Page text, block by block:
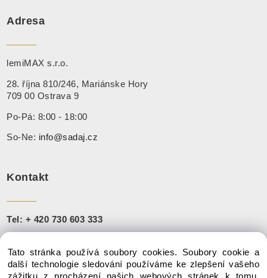
Adresa
lemiMAX s.r.o.
28. října 810/246, Mariánske Hory
709 00 Ostrava 9
Po-Pá: 8:00 - 18:00
So-Ne: info@sadaj.cz
Kontakt
Tel: + 420 730 603 333
Mail: info@sadaj.cz
Tato stránka používá soubory cookies. Soubory cookie a
další technologie sledování používáme ke zlepšení vašeho